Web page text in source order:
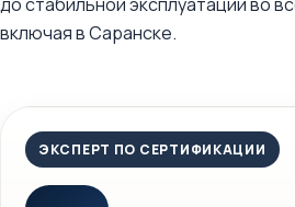
включая в Саранске.
ЭКСПЕРТ ПО СЕРТИФИКАЦИИ